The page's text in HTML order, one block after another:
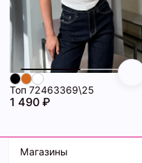
Топ 72463369\25
1 490 ₽
Магазины